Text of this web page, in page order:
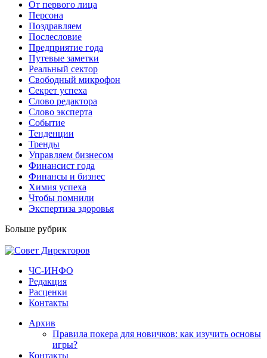
От первого лица
Персона
Поздравляем
Послесловие
Предприятие года
Путевые заметки
Реальный сектор
Свободный микрофон
Секрет успеха
Слово редактора
Слово эксперта
Событие
Тенденции
Тренды
Управляем бизнесом
Финансист года
Финансы и бизнес
Химия успеха
Чтобы помнили
Экспертиза здоровья
Больше рубрик
ЧС-ИНФО
Редакция
Расценки
Контакты
Архив
Правила покера для новичков: как изучить основы
игры?
Контакты